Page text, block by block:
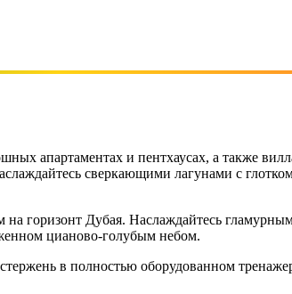
апартаментах и пентхаусах, а также
сверкающими лагунами с
горизонт Дубая. Наслаждайтесь
цианово-голубым небом.
в полностью оборудованном